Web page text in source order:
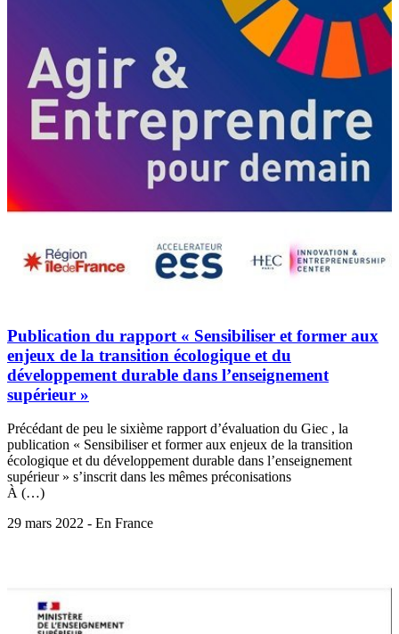
Publication du rapport « Sensibiliser et former aux
enjeux de la transition écologique et du
développement durable dans l’enseignement
supérieur »
Précédant de peu le sixième rapport d’évaluation du Giec , la
publication « Sensibiliser et former aux enjeux de la transition
écologique et du développement durable dans l’enseignement
supérieur » s’inscrit dans les mêmes préconisations
À (…)
29 mars 2022 - En France